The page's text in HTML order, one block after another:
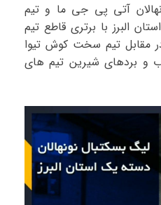
آتی پی جی ما و تیم
البرز با برتری قاطع تیم
مقابل تیم سخت کوش تیوا
و بردهای شیرین تیم های